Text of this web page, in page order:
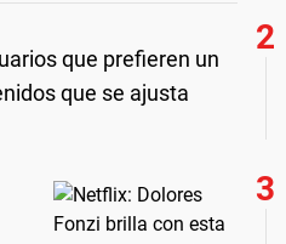
que prefieren un
que se ajusta